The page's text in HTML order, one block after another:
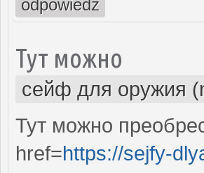
odpowiedz
Тут можно
сейф для оружия
Тут можно
href=https://sejfy-